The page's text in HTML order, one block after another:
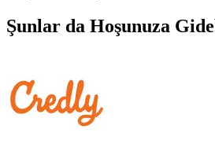
Şunlar da Hoşunuza